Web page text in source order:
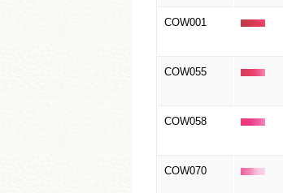
COW001
COW055
COW058
COW070